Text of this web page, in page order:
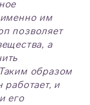
именно им
позволяет
а
образом
и
его